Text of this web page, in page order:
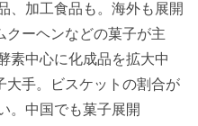
、加工食品も。海外も展開
クーヘンなどの菓子が主
素中心に化成品を拡大中
大手。ビスケットの割合が
。中国でも菓子展開